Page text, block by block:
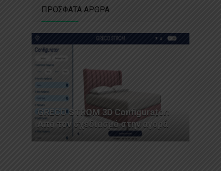
ΠΡΟΣΦΑΤΑ ΑΡΘΡΑ
GRECO STROM 3D Configurator:
Από τον σχεδιασμό στην αγορά